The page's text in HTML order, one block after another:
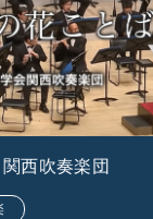
関西吹奏楽団